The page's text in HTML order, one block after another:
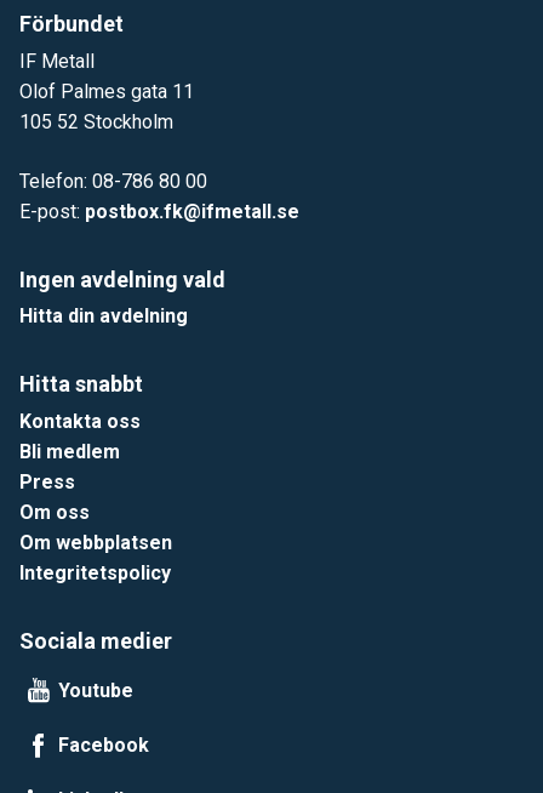
Förbundet
IF Metall
Olof Palmes gata 11
105 52 Stockholm
Telefon: 08-786 80 00
E-post: postbox.fk@ifmetall.se
Ingen avdelning vald
Hitta din avdelning
Hitta snabbt
Kontakta oss
Bli medlem
Press
Om oss
Om webbplatsen
Integritetspolicy
Sociala medier
Youtube
Facebook